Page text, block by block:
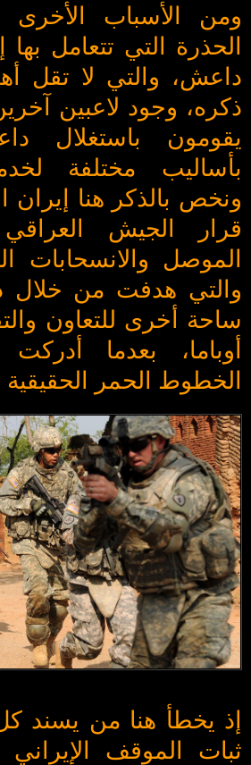
ومن الأسباب الأخرى
الحذرة التي تتعامل بها
داعش، والتي لا تقل
ذكره، وجود لاعبين
يقومون باستغلال
بأساليب مختلفة
ونخص بالذكر هنا إيران
قرار الجيش
الموصل والانسحابات
والتي هدفت من خلال
ساحة أخرى للتعاون
أوباما، بعدما
الخطوط الحمر الحقيقية
إذ يخطأ هنا من يسند
ثبات الموقف الإيراني